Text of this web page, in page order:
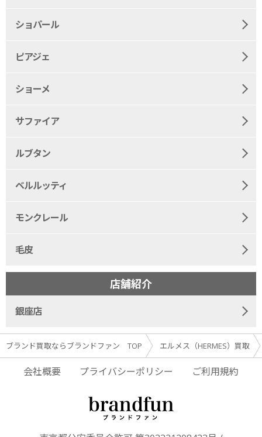
ブランド買取ならブランドファン TOP エルメス（HERMES）買取
ショパール
ピアジェ
ショーメ
サファイア
ルブタン
ベルルッティ
モンクレール
毛皮
店舗紹介
銀座店
会社概要 プライバシーポリシー ご利用規約